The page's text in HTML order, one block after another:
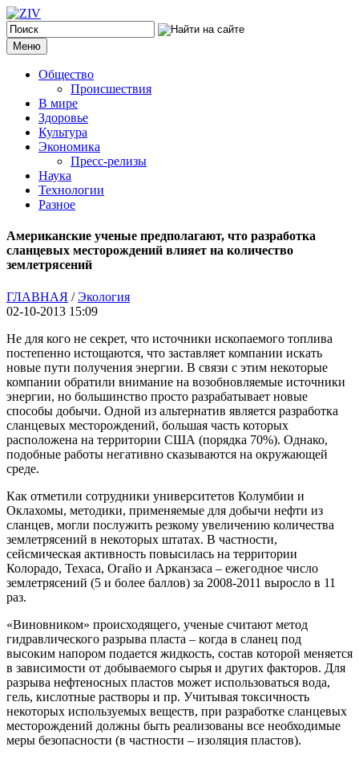
Меню
Общество
Происшествия
В мире
Здоровье
Культура
Экономика
Пресс-релизы
Наука
Технологии
Разное
Американские ученые предполагают, что разработка
сланцевых месторождений влияет на количество
землетрясений
ГЛАВНАЯ /Экология
02-10-2013 15:09
Не для кого не секрет, что источники ископаемого топлива
постепенно истощаются, что заставляет компании искать
новые пути получения энергии. В связи с этим некоторые
компании обратили внимание на возобновляемые источники
энергии, но большинство просто разрабатывает новые
способы добычи. Одной из альтернатив является разработка
сланцевых месторождений, большая часть которых
расположена на территории США (порядка 70%). Однако,
подобные работы негативно сказываются на окружающей
среде.
Как отметили сотрудники университетов Колумбии и
Оклахомы, методики, применяемые для добычи нефти из
сланцев, могли послужить резкому увеличению количества
землетрясений в некоторых штатах. В частности,
сейсмическая активность повысилась на территории
Колорадо, Техаса, Огайо и Арканзаса – ежегодное число
землетрясений (5 и более баллов) за 2008-2011 выросло в 11
раз.
«Виновником» происходящего, ученые считают метод
гидравлического разрыва пласта – когда в сланец под
высоким напором подается жидкость, состав которой меняется
в зависимости от добываемого сырья и других факторов. Для
разрыва нефтеносных пластов может использоваться вода,
гель, кислотные растворы и пр. Учитывая токсичность
некоторых используемых веществ, при разработке сланцевых
месторождений должны быть реализованы все необходимые
меры безопасности (в частности – изоляция пластов).